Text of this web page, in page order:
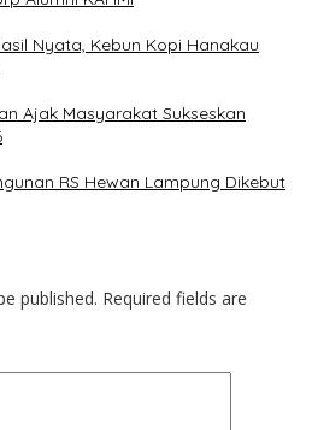
Nyata, Kebun Kopi Hanakau
Ajak Masyarakat Sukseskan
RS Hewan Lampung Dikebut
published. Required fields are